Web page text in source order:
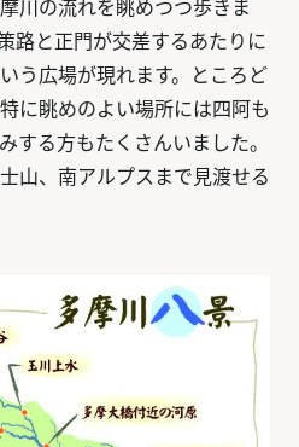
川の流れを眺めつつ歩きま
路と正門が交差するあたりに
う広場が現れます。ところど
に眺めのよい場所には四阿も
する方もたくさんいました。
山、南アルプスまで見渡せる